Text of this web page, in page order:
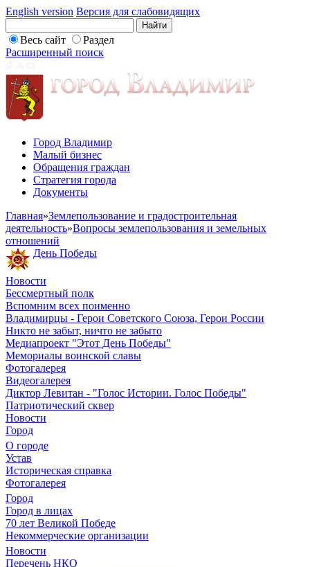
English version Версия для слабовидящих
Весь сайт
Раздел
Расширенный поиск
Город Владимир
Малый бизнес
Обращения граждан
Стратегия города
Документы
Главная»Землепользование и градостроительная
деятельность»Вопросы землепользования и земельных
отношений
День Победы
Новости
Бессмертный полк
Вспомним всех поименно
Владимирцы - Герои Советского Союза, Герои России
Никто не забыт, ничто не забыто
Медиапроект "Этот День Победы"
Мемориалы воинской славы
Фотогалерея
Видеогалерея
Диктор Левитан - "Голос Истории. Голос Победы"
Патриотический сквер
Новости
Город
О городе
Устав
Историческая справка
Фотогалерея
Город
Город в лицах
70 лет Великой Победе
Некоммерческие организации
Новости
Перечень НКО